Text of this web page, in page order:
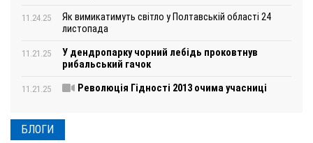
11.24.25
Як вимикатимуть світло у Полтавській області 24
листопада
11.21.25
У дендропарку чорний лебідь проковтнув
рибальський гачок
11.21.25 Революція Гідності 2013 очима учасниці
БЛОГИ